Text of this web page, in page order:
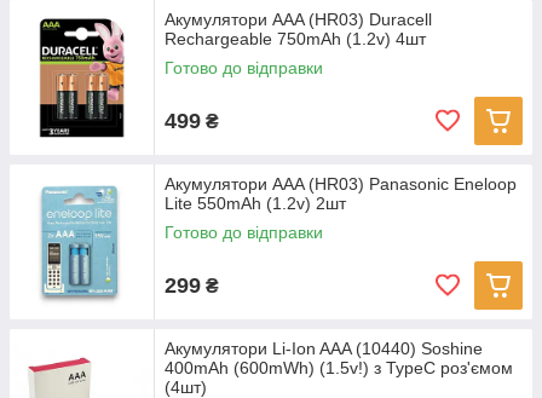
Акумулятори AAA (HR03) Duracell
Rechargeable 750mAh (1.2v) 4шт
Готово до відправки
499 ₴
Акумулятори AAA (HR03) Panasonic Eneloop
Lite 550mAh (1.2v) 2шт
Готово до відправки
299 ₴
Акумулятори Li-Ion AAA (10440) Soshine
400mAh (600mWh) (1.5v!) з TypeC роз'ємом
(4шт)